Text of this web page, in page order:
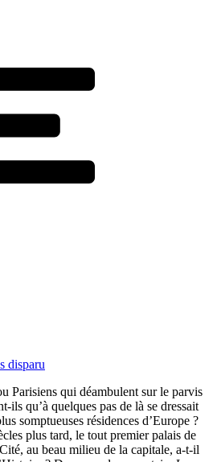
disparu
Parisiens qui déambulent sur le parvis
ils qu’à quelques pas de là se dressait
somptueuses résidences d’Europe ?
plus tard, le tout premier palais de
au beau milieu de la capitale, a-t-il